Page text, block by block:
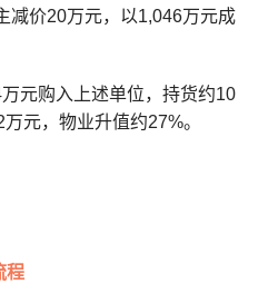
减价20万元，以1,046万元成
元购入上述单位，持货约10
元，物业升值约27%。
程